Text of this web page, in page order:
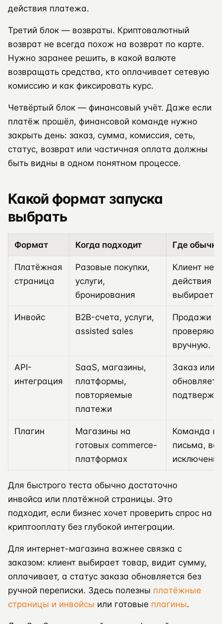
действия платежа.
Третий блок — возвраты. Криптовалютный
возврат не всегда похож на возврат по карте.
Нужно заранее решить, в какой валюте
возвращать средства, кто оплачивает сетевую
комиссию и как фиксировать курс.
Четвёртый блок — финансовый учёт. Даже если
платёж прошёл, финансовой команде нужно
закрыть день: заказ, сумма, комиссия, сеть,
статус, возврат или частичная оплата должны
быть видны в одном понятном процессе.
Какой формат запуска
выбрать
Формат Когда подходит Где
Платёжная
страница
Разовые покупки,
услуги,
бронирования
Клиент не
действия
выбирает
Инвойс
B2B-счета, услуги,
assisted sales
Продажи
проверяют
вручную.
API-
интеграция
SaaS, магазины,
платформы,
повторяемые
платежи
Заказ или
Плагин
Магазины на
готовых commerce-
платформах
Команда
письма,
Для быстрого теста обычно достаточно
инвойса или платёжной страницы. Это
подходит, если бизнес хочет проверить спрос на
криптооплату без глубокой интеграции.
Для интернет-магазина важнее связка с
заказом: клиент выбирает товар, видит сумму,
оплачивает, а статус заказа обновляется без
ручной переписки. Здесь полезны платёжные
страницы и инвойсы или готовые плагины.